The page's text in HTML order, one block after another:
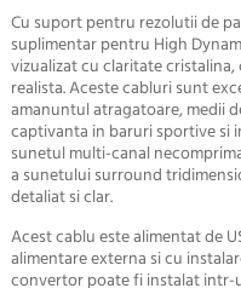
Cu suport pentru rezolutii de
suplimentar pentru High
vizualizat cu claritate
realista. Aceste cabluri sunt
amanuntul atragatoare, medii
captivanta in baruri sportive si
sunetul multi-canal
a sunetului surround
detaliat si clar.
Acest cablu este alimentat de
alimentare externa si cu
convertor poate fi instalat intr-